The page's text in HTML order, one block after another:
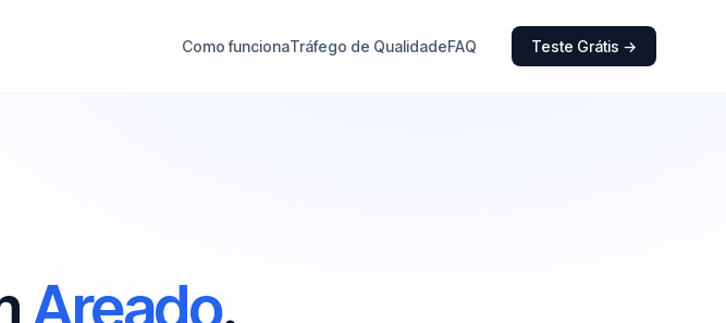
Como funcionaTráfego de QualidadeFAQ Teste Grátis →
Areado.